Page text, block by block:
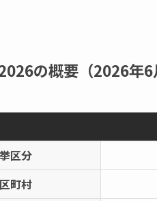
の概要（2026年6
区分
町村